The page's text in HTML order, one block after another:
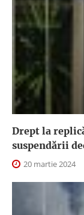
Drept la
suspendării
20 martie 2024